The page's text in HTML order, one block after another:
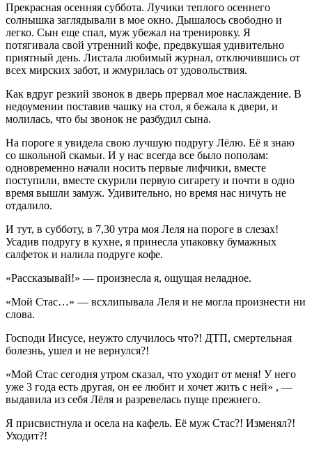
Прекрасная осенняя суббота. Лучики теплого осеннего
солнышка заглядывали в мое окно. Дышалось свободно и
легко. Сын еще спал, муж убежал на тренировку. Я
потягивала свой утренний кофе, предвкушая удивительно
приятный день. Листала любимый журнал, отключившись от
всех мирских забот, и жмурилась от удовольствия.
Как вдруг резкий звонок в дверь прервал мое наслаждение. В
недоумении поставив чашку на стол, я бежала к двери, и
молилась, что бы звонок не разбудил сына.
На пороге я увидела свою лучшую подругу Лёлю. Её я знаю
со школьной скамьи. И у нас всегда все было пополам:
одновременно начали носить первые лифчики, вместе
поступили, вместе скурили первую сигарету и почти в одно
время вышли замуж. Удивительно, но время нас ничуть не
отдалило.
И тут, в субботу, в 7,30 утра моя Леля на пороге в слезах!
Усадив подругу в кухне, я принесла упаковку бумажных
салфеток и налила подруге кофе.
«Рассказывай!» — произнесла я, ощущая неладное.
«Мой Стас…» — всхлипывала Леля и не могла произнести ни
слова.
Господи Иисусе, неужто случилось что?! ДТП, смертельная
болезнь, ушел и не вернулся?!
«Мой Стас сегодня утром сказал, что уходит от меня! У него
уже 3 года есть другая, он ее любит и хочет жить с ней» , —
выдавила из себя Лёля и разревелась пуще прежнего.
Я присвистнула и осела на кафель. Её муж Стас?! Изменял?!
Уходит?!